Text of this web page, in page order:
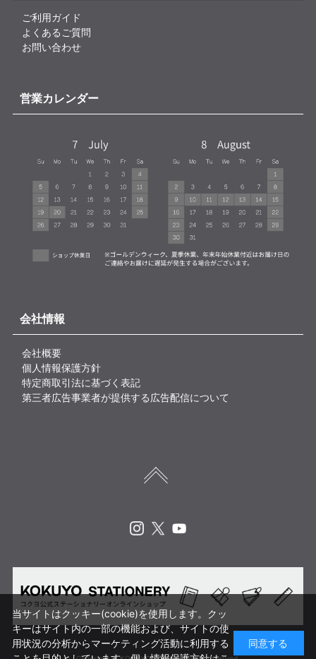
ご利用ガイド
よくあるご質問
お問い合わせ
営業カレンダー
会社情報
会社概要
個人情報保護方針
特定商取引法に基づく表記
第三者広告事業者が提供する広告配信について
当サイトはクッキー(cookie)を使用します。クッ
キーはサイト内の一部の機能および、サイトの使
用状況の分析からマーケティング活動に利用する
同意する